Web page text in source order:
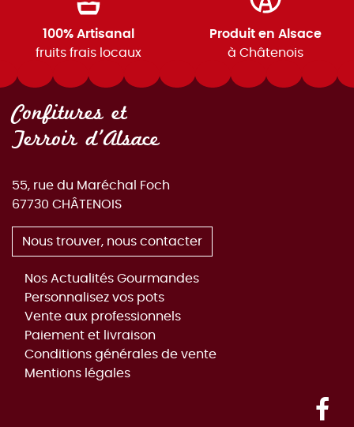
100% Artisanal
fruits frais locaux
Produit en Alsace
à Châtenois
Confitures et
Terroir d'Alsace
55, rue du Maréchal Foch
67730 CHÂTENOIS
Nous trouver, nous contacter
Nos Actualités Gourmandes
Personnalisez vos pots
Vente aux professionnels
Paiement et livraison
Conditions générales de vente
Mentions légales